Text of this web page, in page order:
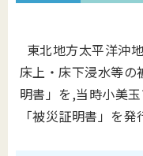
東北地方太平洋沖
床上・床下浸水等の
明書」を,当時小美
「被災証明書」を発